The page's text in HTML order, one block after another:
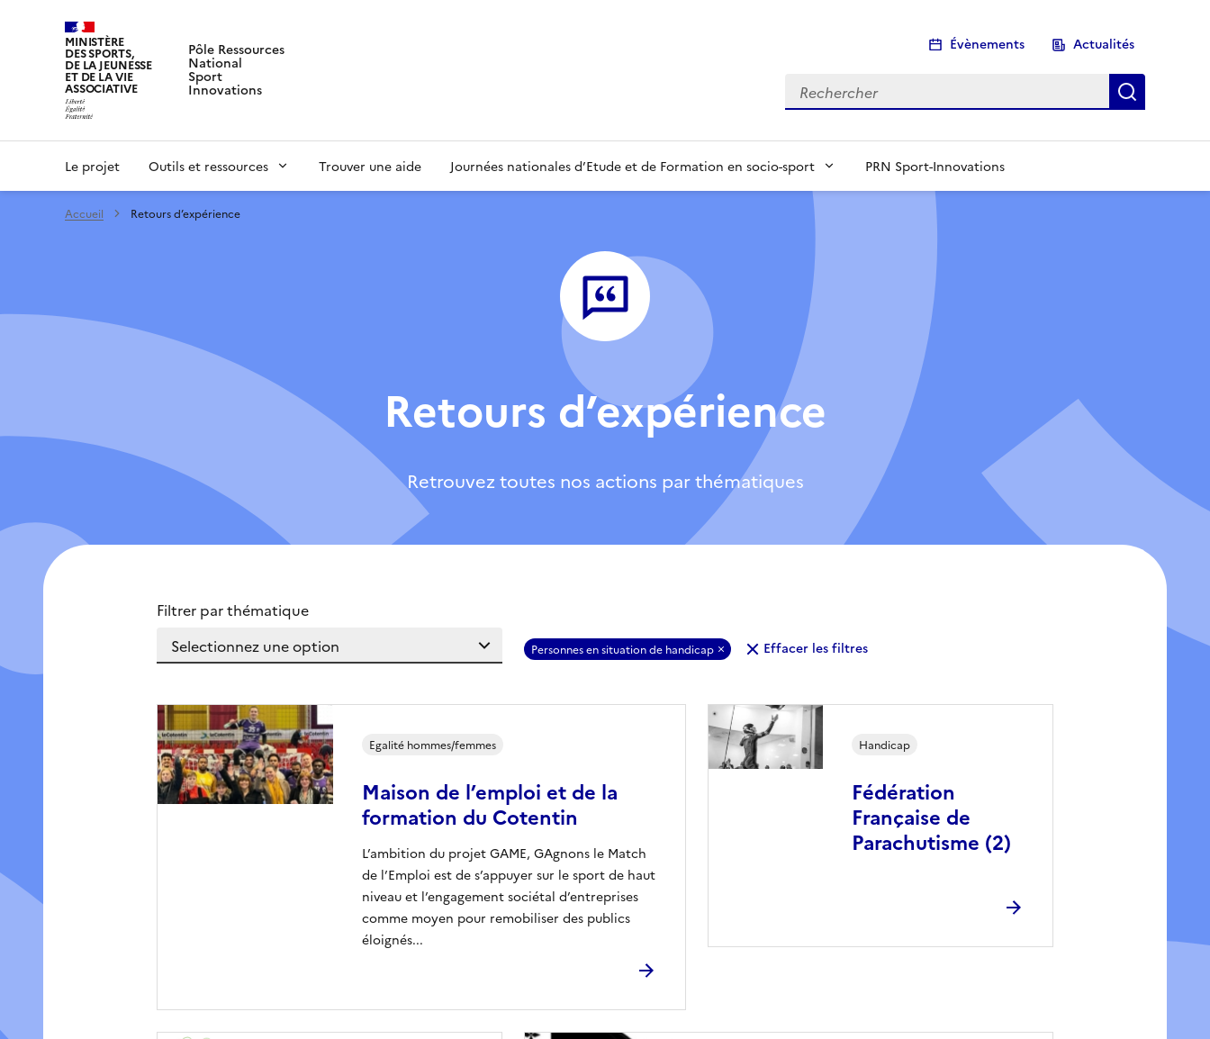
MINISTÈRE
DES SPORTS,
DE LA JEUNESSE
ET DE LA VIE
ASSOCIATIVE
Pôle Ressources
National
Sport
Innovations
Évènements Actualités
Rechercher
Le projet Outils et ressources Trouver une aide Journées nationales d’Etude et de Formation en socio-sport PRN Sport-Innovations
Accueil Retours d’expérience
Retours d’expérience
Retrouvez toutes nos actions par thématiques
Filtrer par thématique
Personnes en situation de handicap Effacer les filtres
Maison de l’emploi et de la
formation du Cotentin
L’ambition du projet GAME, GAgnons le Match
de l’Emploi est de s’appuyer sur le sport de haut
niveau et l’engagement sociétal d’entreprises
comme moyen pour remobiliser des publics
éloignés...
Egalité hommes/femmes
Fédération
Française de
Parachutisme (2)
Handicap